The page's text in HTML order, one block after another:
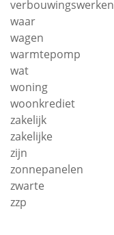
verbouwingswerken
waar
wagen
warmtepomp
wat
woning
woonkrediet
zakelijk
zakelijke
zijn
zonnepanelen
zwarte
zzp